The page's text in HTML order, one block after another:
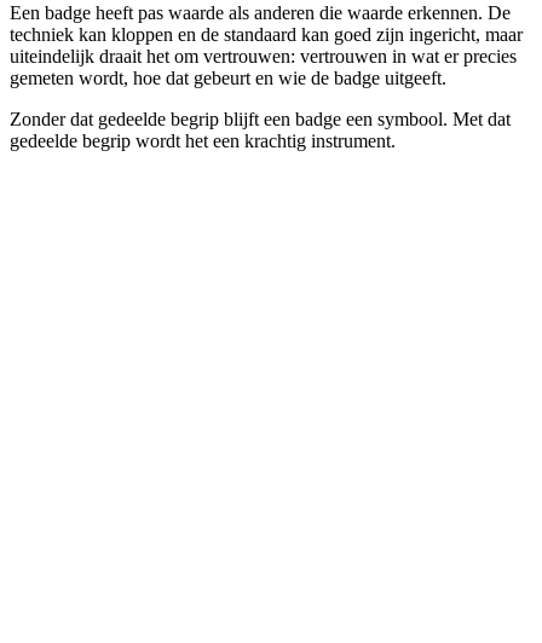
Een badge heeft pas waarde als anderen die waarde erkennen. De
techniek kan kloppen en de standaard kan goed zijn ingericht, maar
uiteindelijk draait het om vertrouwen: vertrouwen in wat er precies
gemeten wordt, hoe dat gebeurt en wie de badge uitgeeft.
Zonder dat gedeelde begrip blijft een badge een symbool. Met dat
gedeelde begrip wordt het een krachtig instrument.